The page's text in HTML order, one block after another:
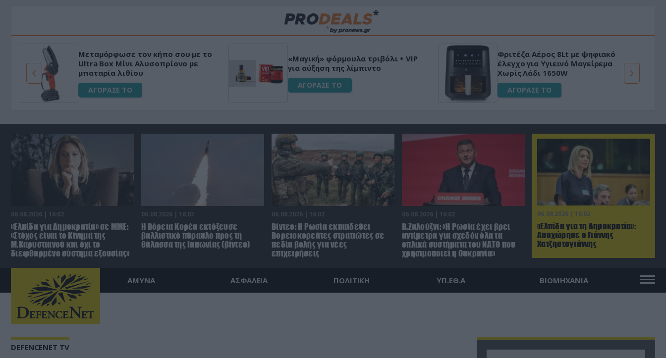
Μεταμόρφωσε τον κήπο σου με το
Ultra Box Μίνι Αλυσοπρίονο με
μπαταρία λιθίου
ΑΓΟΡΑΣΕ ΤΟ
«Μαγική» φόρμουλα τριβόλι + VIP
για αύξηση της λίμπιντο
ΑΓΟΡΑΣΕ ΤΟ
Φριτέζα Αέρος 8Lt με ψηφιακό
έλεγχο για Υγιεινό Μαγείρεμα
Χωρίς Λάδι 1650W
ΑΓΟΡΑΣΕ ΤΟ
06.08.2026 | 16:02
«Ελπίδα για τη Δημοκρατία»:
Αποχώρησε ο Γιάννης
Χατζηστογιάννης
06.08.2026 | 16:02
«Ελπίδα για Δημοκρατία» σε ΜΜΕ:
«Στόχος είναι το Κίνημα της
Μ.Καρυστιανού και όχι το
διεφθαρμένο σύστημα εξουσίας»
06.08.2026 | 16:02
Η Βόρεια Κορέα εκτόξευσε
βαλλιστικό πύραυλο προς τη
θάλασσα της Ιαπωνίας (βίντεο)
06.08.2026 | 16:02
Βίντεο: Η Ρωσία εκπαιδεύει
Βορειοκορεάτες στρατιώτες σε
πεδία βολής για νέες
επιχειρήσεις
06.08.2026 | 16:02
Β.Ζαλούζνι: «Η Ρωσία έχει βρει
αντίμετρα για σχεδόν όλα τα
οπλικά συστήματα του ΝΑΤΟ που
χρησιμοποιεί η Ουκρανία»
ΑΜΥΝΑ ΑΣΦΑΛΕΙΑ ΠΟΛΙΤΙΚΗ ΥΠ.ΕΘ.Α ΒΙΟΜΗΧΑΝΙΑ
DEFENCENET TV